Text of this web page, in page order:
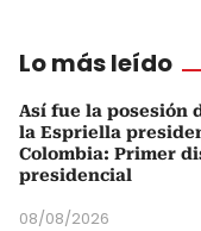
Lo más leído
Así fue la posesión
la Espriella
Colombia: Primer
presidencial
08/08/2026